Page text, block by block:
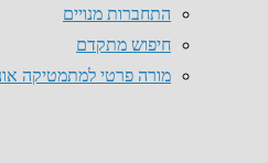
התחברות מנויים
חיפוש מתקדם
מורה פרטי למתמטיקה